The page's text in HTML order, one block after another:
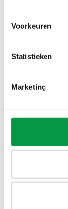
Voorkeuren
Statistieken
Marketing